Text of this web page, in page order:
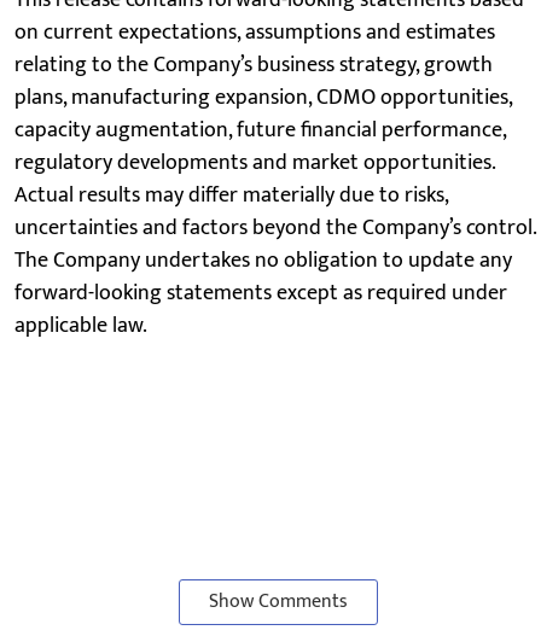
on current expectations, assumptions and estimates
relating to the Company’s business strategy, growth
plans, manufacturing expansion, CDMO opportunities,
capacity augmentation, future financial performance,
regulatory developments and market opportunities.
Actual results may differ materially due to risks,
uncertainties and factors beyond the Company’s control.
The Company undertakes no obligation to update any
forward-looking statements except as required under
applicable law.
Show Comments